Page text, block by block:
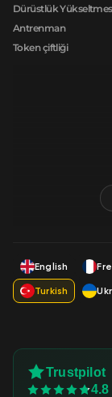
Dürüstlük
Antrenman
Token çiftliği
English
Turkish
Trustpilot
4.8